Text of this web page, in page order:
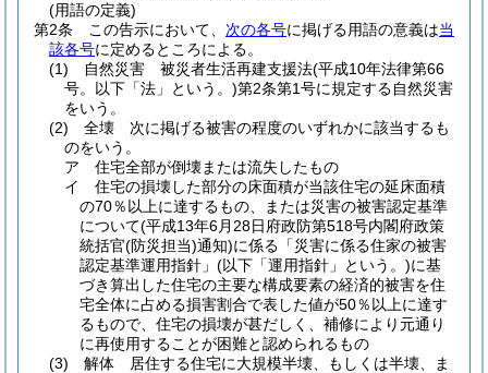
(用語の定義)
第2条
この告示において、 次の各号に掲げる用語の意義は当
該各号に定めるところによる。
(1)
自然災害 被災者生活再建支援法(平成10年法律第66
号。以下「法」という。)第2条第1号に規定する自然災害
をいう。
(2)
全壊 次に掲げる被害の程度のいずれかに該当するも
のをいう。
ア
住宅全部が倒壊または流失したもの
イ
住宅の損壊した部分の床面積が当該住宅の延床面積
の70％以上に達するもの、または災害の被害認定基準
について(平成13年6月28日府政防第518号内閣府政策
統括官(防災担当)通知)に係る「災害に係る住家の被害
認定基準運用指針」 (以下「運用指針」という。)に基
づき算出した住宅の主要な構成要素の経済的被害を住
宅全体に占める損害割合で表した値が50％以上に達す
るもので、住宅の損壊が甚だしく、補修により元通り
に再使用することが困難と認められるもの
(3)
解体 居住する住宅に大規模半壊、もしくは半壊、ま